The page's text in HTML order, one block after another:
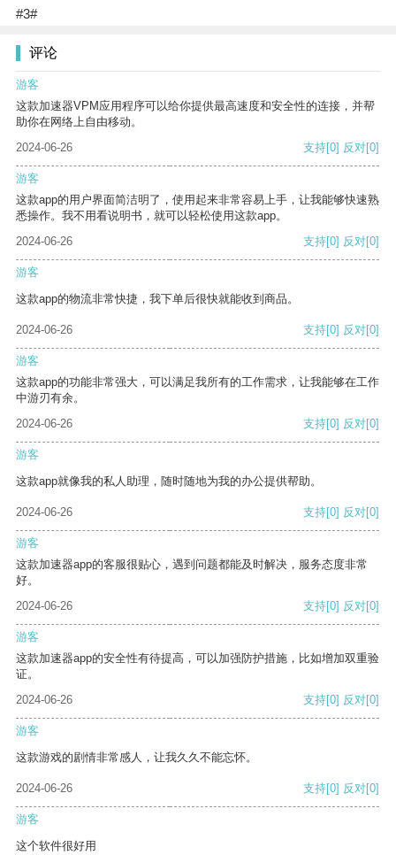
#3#
评论
游客
这款加速器VPM应用程序可以给你提供最高速度和安全性的连接，并帮
助你在网络上自由移动。
2024-06-26
支持[0] 反对[0]
游客
这款app的用户界面简洁明了，使用起来非常容易上手，让我能够快速熟
悉操作。我不用看说明书，就可以轻松使用这款app。
2024-06-26
支持[0] 反对[0]
游客
这款app的物流非常快捷，我下单后很快就能收到商品。
2024-06-26 支持[0] 反对[0]
游客
这款app的功能非常强大，可以满足我所有的工作需求，让我能够在工作
中游刃有余。
2024-06-26
支持[0] 反对[0]
游客
这款app就像我的私人助理，随时随地为我的办公提供帮助。
2024-06-26 支持[0] 反对[0]
游客
这款加速器app的客服很贴心，遇到问题都能及时解决，服务态度非常
好。
2024-06-26
支持[0] 反对[0]
游客
这款加速器app的安全性有待提高，可以加强防护措施，比如增加双重验
证。
2024-06-26
支持[0] 反对[0]
游客
这款游戏的剧情非常感人，让我久久不能忘怀。
2024-06-26 支持[0] 反对[0]
游客
这个软件很好用